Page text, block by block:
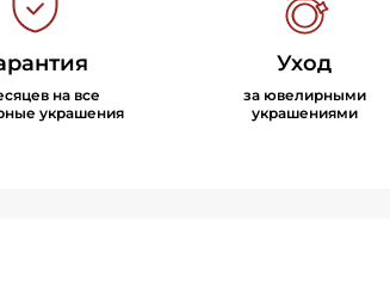
на все
украшения
Уход
за ювелирными
украшениями